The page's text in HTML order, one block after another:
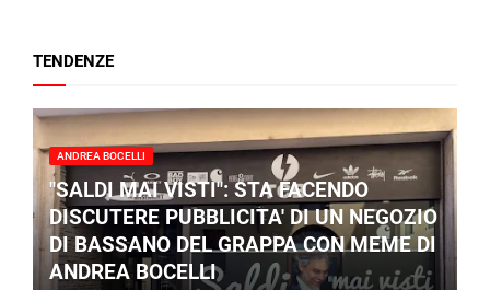
TENDENZE
ANDREA BOCELLI
"SALDI MAI VISTI": STA FACENDO
DISCUTERE PUBBLICITA' DI UN NEGOZIO
DI BASSANO DEL GRAPPA CON MEME DI
ANDREA BOCELLI